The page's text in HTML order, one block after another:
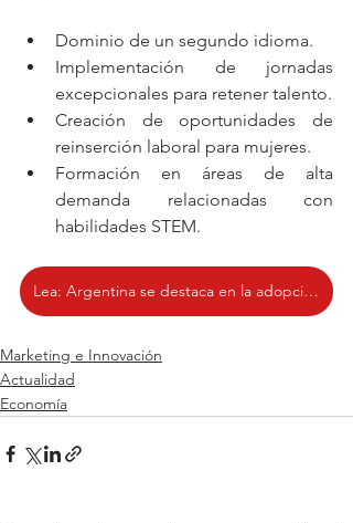
Dominio de un segundo idioma.
Implementación de jornadas
excepcionales para retener talento.
Creación de oportunidades de
reinserción laboral para mujeres.
Formación en áreas de alta
demanda relacionadas con
habilidades STEM.
Lea: Argentina se destaca en la adopción de medios de pago digital en Latinoamérica
Marketing e Innovación
Actualidad
Economía